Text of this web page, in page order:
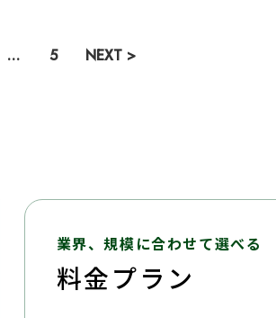
… 5 NEXT >
業界、規模に合わせて選べる
料金プラン